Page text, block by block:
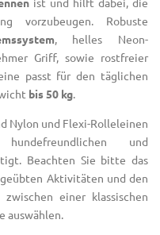
vorzubeugen. Robuste
, helles Neon-
Griff, sowie rostfreier
passt für den täglichen
bis 50 kg.
Nylon und Flexi-Rolleleinen
und
Beachten Sie bitte das
Aktivitäten und den
einer klassischen
auswählen.